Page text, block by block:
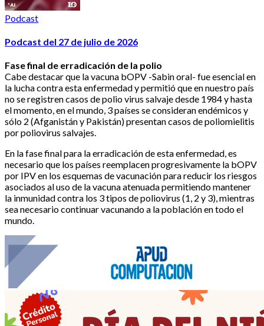
Podcast
Podcast del 27 de julio de 2026
Fase final de erradicación de la polio
Cabe destacar que la vacuna bOPV -Sabin oral- fue esencial en
la lucha contra esta enfermedad y permitió que en nuestro país
no se registren casos de polio virus salvaje desde 1984 y hasta
el momento, en el mundo, 3 países se consideran endémicos y
sólo 2 (Afganistán y Pakistán) presentan casos de poliomielitis
por poliovirus salvajes.
En la fase final para la erradicación de esta enfermedad, es
necesario que los países reemplacen progresivamente la bOPV
por IPV en los esquemas de vacunación para reducir los riesgos
asociados al uso de la vacuna atenuada permitiendo mantener
la inmunidad contra los 3 tipos de poliovirus (1, 2 y 3), mientras
sea necesario continuar vacunando a la población en todo el
mundo.